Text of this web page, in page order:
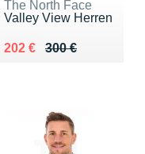
The North Face
Valley View Herren
300 €
Au lieu de 300 €
202 €
Vendu 202 €